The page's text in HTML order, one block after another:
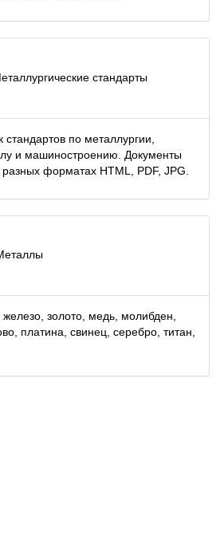
стандарты
стандартов по металлургии,
и машиностроению. Документы
разных форматах HTML, PDF, JPG.
золото, медь, молибден,
платина, свинец, серебро, титан,